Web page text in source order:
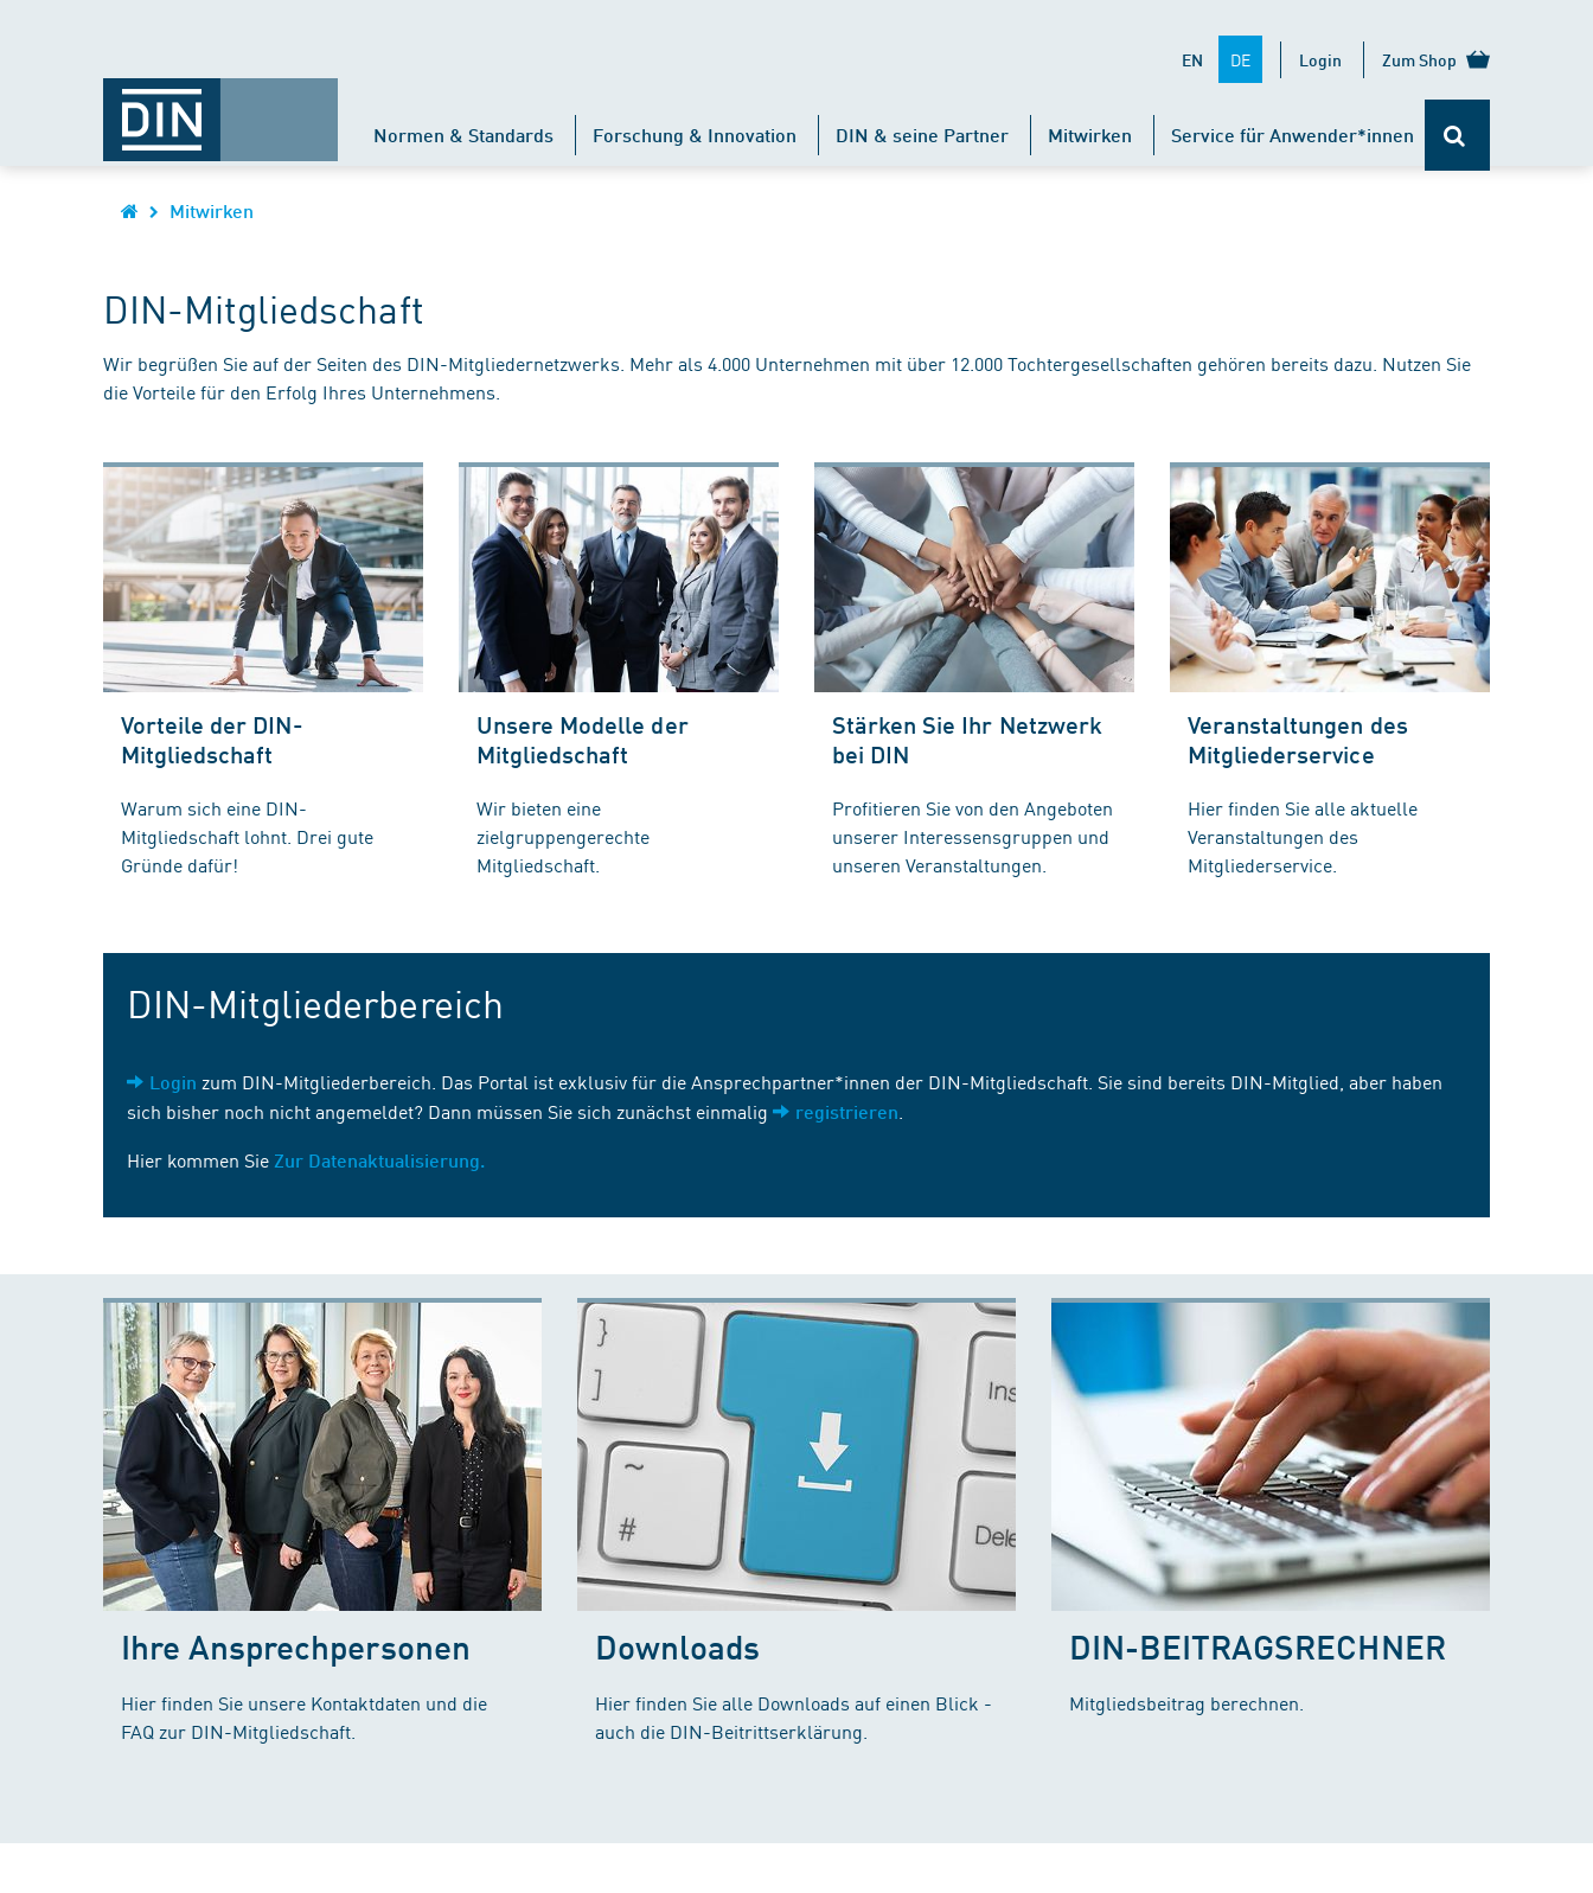
EN DE Login Zum Shop
Normen & Standards Forschung & Innovation DIN & seine Partner Mitwirken Service für Anwender*innen
Mitwirken
DIN-Mitgliedschaft
Wir begrüßen Sie auf der Seiten des DIN-Mitgliedernetzwerks. Mehr als 4.000 Unternehmen mit über 12.000 Tochtergesellschaften gehören bereits dazu. Nutzen Sie
die Vorteile für den Erfolg Ihres Unternehmens.
Vorteile der DIN-
Mitgliedschaft
Warum sich eine DIN-
Mitgliedschaft lohnt. Drei gute
Gründe dafür!
Unsere Modelle der
Mitgliedschaft
Wir bieten eine
zielgruppengerechte
Mitgliedschaft.
Stärken Sie Ihr Netzwerk
bei DIN
Profitieren Sie von den Angeboten
unserer Interessensgruppen und
unseren Veranstaltungen.
Veranstaltungen des
Mitgliederservice
Hier finden Sie alle aktuelle
Veranstaltungen des
Mitgliederservice.
DIN-Mitgliederbereich
Login zum DIN-Mitgliederbereich. Das Portal ist exklusiv für die Ansprechpartner*innen der DIN-Mitgliedschaft. Sie sind bereits DIN-Mitglied, aber haben
sich bisher noch nicht angemeldet? Dann müssen Sie sich zunächst einmalig
registrieren
Hier kommen Sie Zur Datenaktualisierung.
Ihre Ansprechpersonen
Hier finden Sie unsere Kontaktdaten und die
FAQ zur DIN-Mitgliedschaft.
Downloads
Hier finden Sie alle Downloads auf einen Blick -
auch die DIN-Beitrittserklärung.
DIN-BEITRAGSRECHNER
Mitgliedsbeitrag berechnen.